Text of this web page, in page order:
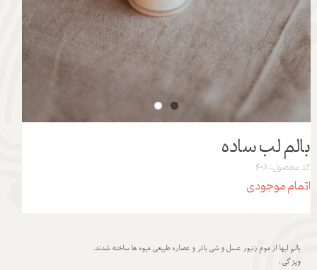
بالم لب ساده
کد محصول: 608
اتمام موجودی
بالم لبها از موم زنبور عسل و شی باتر و عصاره طبیعی میوه ها ساخته شدند.
ویژگی :